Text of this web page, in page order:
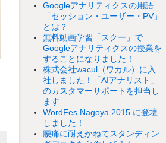
Googleアナリティクスの用語
「セッション・ユーザー・PV」
とは？
無料動画学習「スクー」で
Googleアナリティクスの授業を
することになりました！
株式会社wacul（ワカル）に入
社しました！「AIアナリスト」
のカスタマーサポートを担当し
ます
WordFes Nagoya 2015 に登壇
しました！
腰痛に耐えかねてスタンディン